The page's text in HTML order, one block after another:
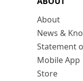
About
News &
Statement
Mobile App
Store